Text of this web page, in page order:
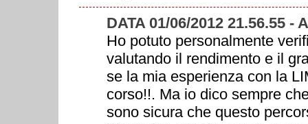
DATA 01/06/2012 21.56.55 -
Ho potuto personalmente
valutando il rendimento e il
se la mia esperienza con la
corso!!. Ma io dico sempre
sono sicura che questo